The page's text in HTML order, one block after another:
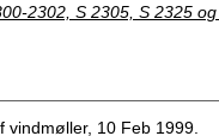
2302, S 2305, S 2325
10 Feb 1999.